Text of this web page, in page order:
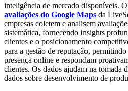
inteligência de mercado disponíveis.
avaliações do Google Maps da
empresas coletem e analisem
sistemática, fornecendo insights
clientes e o posicionamento
para a gestão de reputação,
presença online e respondam
clientes. Os dados ajudam na tomada
dados sobre desenvolvimento de